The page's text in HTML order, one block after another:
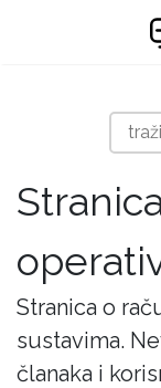
Stranica o
sustavima.
članaka i